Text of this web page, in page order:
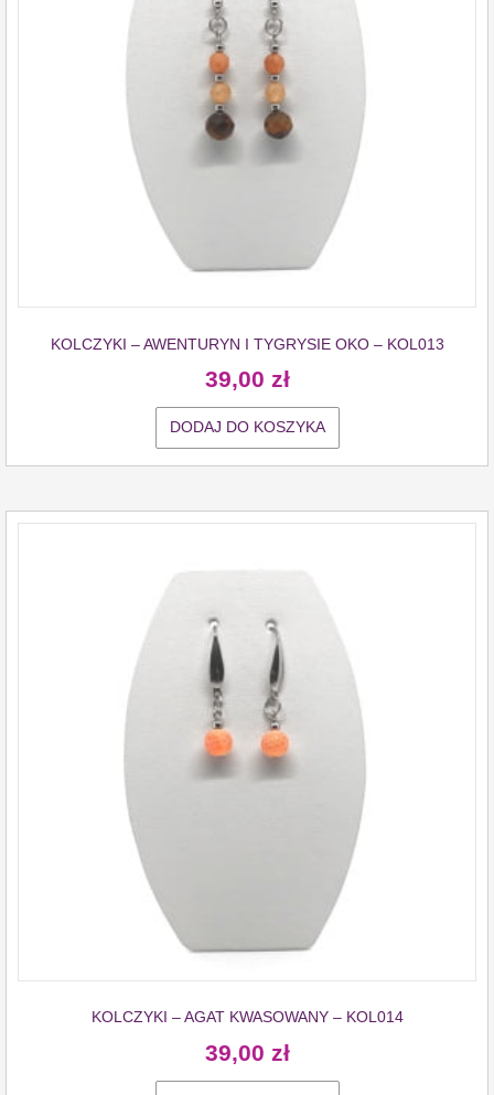
KOLCZYKI – AWENTURYN I TYGRYSIE OKO – KOL013
39,00 zł
DODAJ DO KOSZYKA
KOLCZYKI – AGAT KWASOWANY – KOL014
39,00 zł